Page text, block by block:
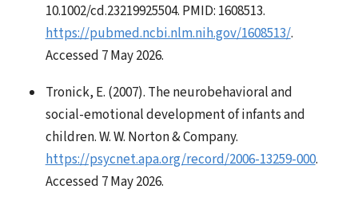
10.1002/cd.23219925504. PMID: 1608513.
https://pubmed.ncbi.nlm.nih.gov/1608513/.
Accessed 7 May 2026.
Tronick, E. (2007). The neurobehavioral and
social-emotional development of infants and
children. W. W. Norton & Company.
https://psycnet.apa.org/record/2006-13259-000.
Accessed 7 May 2026.